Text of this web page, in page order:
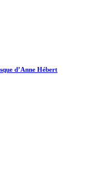
d’Anne Hébert